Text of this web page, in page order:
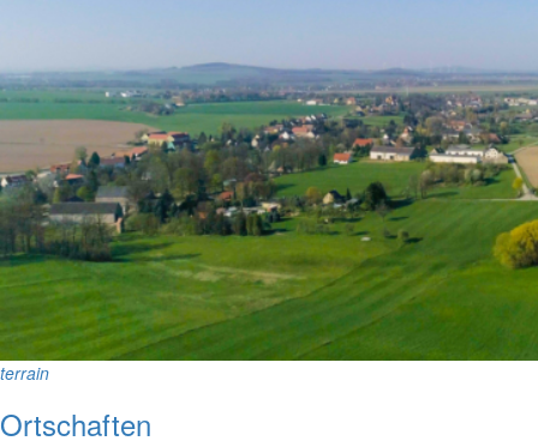
terrain
Ortschaften